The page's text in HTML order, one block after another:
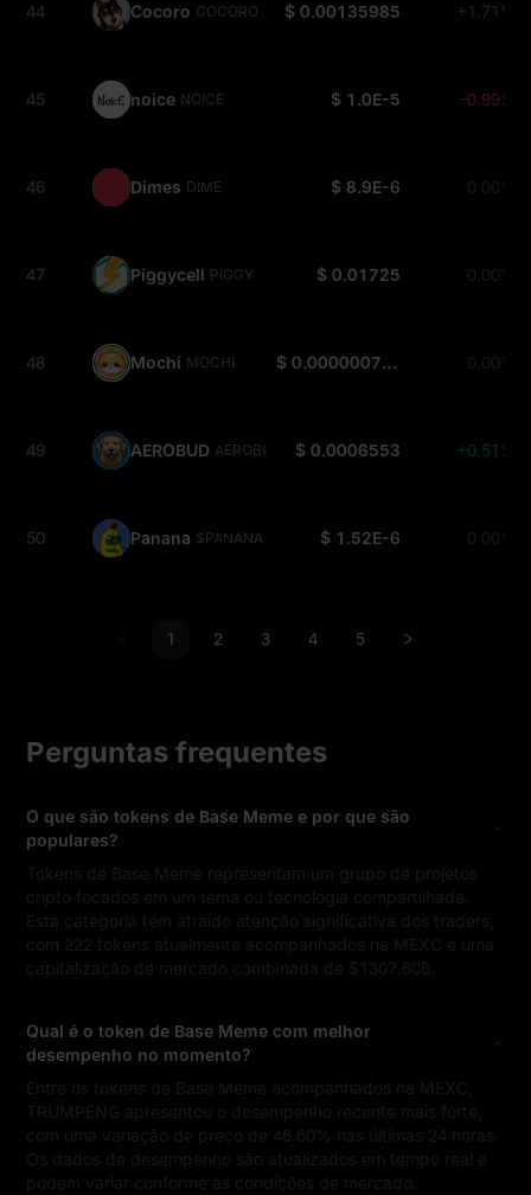
44 Cocoro COCORO $ 0.00135985 +1.71%
45 noice NOICE $ 1.0E-5 -0.99%
46 Dimes DIME $ 8.9E-6 0.00%
47 Piggycell PIGGY $ 0.01725 0.00%
48 Mochi MOCHI $ 0.0000007379 0.00%
49 AEROBUD AEROBUD $ 0.0006553 +0.51%
50 Panana $PANANA $ 1.52E-6 0.00%
1 2 3 4 5
Perguntas frequentes
O que são tokens de Base Meme e por que são
populares?
Tokens de Base Meme representam um grupo de projetos
cripto focados em um tema ou tecnologia compartilhada.
Esta categoria tem atraído atenção significativa dos traders,
com 222 tokens atualmente acompanhados na MEXC e uma
capitalização de mercado combinada de $1307.60B.
Qual é o token de Base Meme com melhor
desempenho no momento?
Entre os tokens de Base Meme acompanhados na MEXC,
TRUMPENG apresentou o desempenho recente mais forte,
com uma variação de preço de 46.60% nas últimas 24 horas.
Os dados de desempenho são atualizados em tempo real e
podem variar conforme as condições de mercado.